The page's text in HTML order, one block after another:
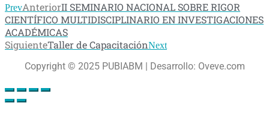
PrevAnteriorII SEMINARIO NACIONAL SOBRE RIGOR
CIENTÍFICO MULTIDISCIPLINARIO EN INVESTIGACIONES
ACADÉMICAS
SiguienteTaller de CapacitaciónNext
Copyright © 2025 PUBIABM | Desarrollo: Oveve.com